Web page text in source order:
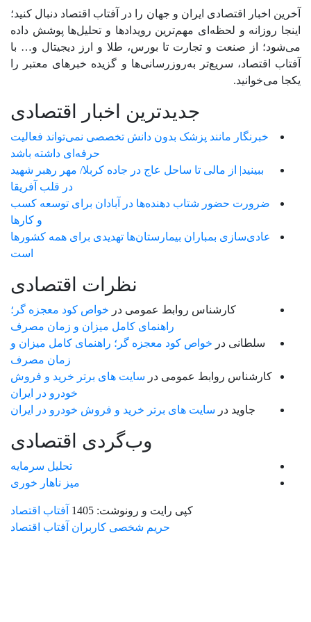
آخرین اخبار اقتصادی ایران و جهان را در آفتاب اقتصاد دنبال کنید؛
اینجا روزانه و لحظه‌ای مهم‌ترین رویدادها و تحلیل‌ها پوشش داده
می‌شود؛ از صنعت و تجارت تا بورس، طلا و ارز دیجیتال و… با
آفتاب اقتصاد، سریع‌تر به‌روزرسانی‌ها و گزیده خبرهای معتبر را
یکجا می‌خوانید.
جدیدترین اخبار اقتصادی
خبرنگار مانند پزشک بدون دانش تخصصی نمی‌تواند فعالیت
حرفه‌ای داشته باشد
ببینید| از مالی تا ساحل عاج در جاده کربلا/ مهر رهبر شهید
در قلب آفریقا
ضرورت حضور شتاب ‌دهنده‌ها در آبادان برای توسعه کسب‌
و کارها
عادی‌سازی بمباران بیمارستان‌ها تهدیدی برای همه کشورها
است
نظرات اقتصادی
کارشناس روابط عمومیدرخواص کود معجزه گر؛
راهنمای کامل میزان و زمان مصرف
سلطانیدرخواص کود معجزه گر؛ راهنمای کامل میزان و
زمان مصرف
کارشناس روابط عمومیدرسایت های برتر خرید و فروش
خودرو در ایران
جاویددرسایت های برتر خرید و فروش خودرو در ایران
وب‌گردی اقتصادی
تحلیل سرمایه
میز ناهار خوری
کپی رایت و رونوشت: 1405
آفتاب اقتصاد
حریم شخصی کاربران آفتاب اقتصاد